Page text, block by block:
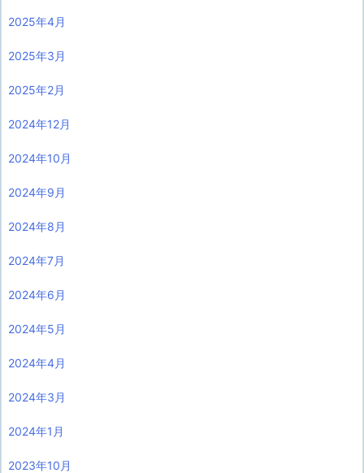
2025年4月
2025年3月
2025年2月
2024年12月
2024年10月
2024年9月
2024年8月
2024年7月
2024年6月
2024年5月
2024年4月
2024年3月
2024年1月
2023年10月